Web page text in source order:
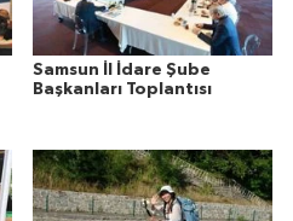
Samsun İl İdare Şube
Başkanları Toplantısı